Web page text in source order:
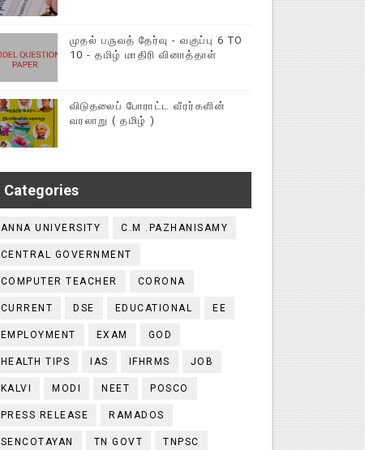
முதல் பருவத் தேர்வு - வகுப்பு 6 TO
10 - தமிழ் மாதிரி வினாத்தாள்
விடுதலைப் போராட்ட வீரர்களின்
வரலாறு ( தமிழ் )
Categories
ANNA UNIVERSITY C.M .PAZHANISAMY
CENTRAL GOVERNMENT
COMPUTER TEACHER CORONA
CURRENT DSE EDUCATIONAL EE
EMPLOYMENT EXAM GOD
HEALTH TIPS IAS IFHRMS JOB
KALVI MODI NEET POSCO
PRESS RELEASE RAMADOS
SENCOTAYAN TN GOVT TNPSC